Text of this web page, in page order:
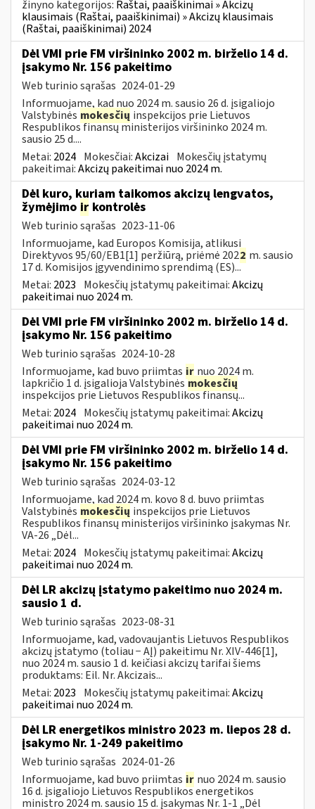
žinyno kategorijos: Raštai, paaiškinimai » Akcizų
klausimais (Raštai, paaiškinimai) » Akcizų klausimais
(Raštai, paaiškinimai) 2024
Dėl VMI prie FM viršininko 2002 m. birželio 14 d.
įsakymo Nr. 156 pakeitimo
Web turinio sąrašas 2024-01-29
Informuojame, kad nuo 2024 m. sausio 26 d. įsigaliojo
Valstybinės mokesčių inspekcijos prie Lietuvos
Respublikos finansų ministerijos viršininko 2024 m.
sausio 25 d....
Metai: 2024 Mokesčiai:Akcizai Mokesčių įstatymų
pakeitimai:Akcizų pakeitimai nuo 2024 m.
Dėl kuro, kuriam taikomos akcizų lengvatos,
žymėjimo ir kontrolės
Web turinio sąrašas 2023-11-06
Informuojame, kad Europos Komisija, atlikusi
Direktyvos 95/60/EB1[1] peržiūrą, priėmė 2022 m. sausio
17 d. Komisijos įgyvendinimo sprendimą (ES)...
Metai: 2023 Mokesčių įstatymų pakeitimai:Akcizų
pakeitimai nuo 2024 m.
Dėl VMI prie FM viršininko 2002 m. birželio 14 d.
įsakymo Nr. 156 pakeitimo
Web turinio sąrašas 2024-10-28
Informuojame, kad buvo priimtas ir nuo 2024 m.
lapkričio 1 d. įsigalioja Valstybinėsmokesčių
inspekcijos prie Lietuvos Respublikos finansų...
Metai: 2024 Mokesčių įstatymų pakeitimai:Akcizų
pakeitimai nuo 2024 m.
Dėl VMI prie FM viršininko 2002 m. birželio 14 d.
įsakymo Nr. 156 pakeitimo
Web turinio sąrašas 2024-03-12
Informuojame, kad 2024 m. kovo 8 d. buvo priimtas
Valstybinės mokesčių inspekcijos prie Lietuvos
Respublikos finansų ministerijos viršininko įsakymas Nr.
VA-26 „Dėl...
Metai: 2024 Mokesčių įstatymų pakeitimai:Akcizų
pakeitimai nuo 2024 m.
Dėl LR akcizų įstatymo pakeitimo nuo 2024 m.
sausio 1 d.
Web turinio sąrašas 2023-08-31
Informuojame, kad, vadovaujantis Lietuvos Respublikos
akcizų įstatymo (toliau − AĮ) pakeitimu Nr. XIV-446[1],
nuo 2024 m. sausio 1 d. keičiasi akcizų tarifai šiems
produktams: Eil. Nr. Akcizais...
Metai: 2023 Mokesčių įstatymų pakeitimai:Akcizų
pakeitimai nuo 2024 m.
Dėl LR energetikos ministro 2023 m. liepos 28 d.
įsakymo Nr. 1-249 pakeitimo
Web turinio sąrašas 2024-01-26
Informuojame, kad buvo priimtas ir nuo 2024 m. sausio
16 d. įsigaliojo Lietuvos Respublikos energetikos
ministro 2024 m. sausio 15 d. įsakymas Nr. 1-1 „Dėl